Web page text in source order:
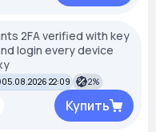
2FA verified with key
login every device
05.08.2026 22:09 2%
Купить